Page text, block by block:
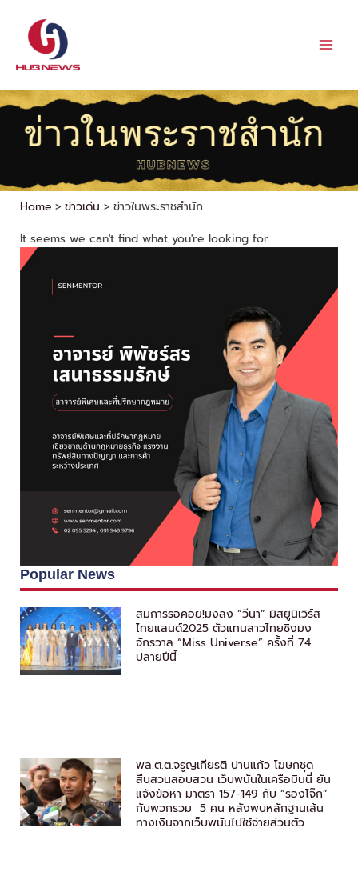
content
Home ข่าวเด่น
ข่าวในพระราชสำนัก
It seems we can't find what you're looking for.
Popular News
สมการรอคอย!มงลง “วีนา” มิสยูนิเวิร์ส
ไทยแลนด์2025 ตัวแทนสาวไทยชิงมง
จักรวาล “Miss Universe” ครั้งที่ 74
ปลายปีนี้
พล.ต.ต.จรูญเกียรติ ปานแก้ว โฆษกชุด
สืบสวนสอบสวน เว็บพนันในเครือมินนี่ ยัน
แจ้งข้อหา มาตรา 157-149 กับ “รองโจ๊ก”
กับพวกรวม 5 คน หลังพบหลักฐานเส้น
ทางเงินจากเว็บพนันไปใช้จ่ายส่วนตัว